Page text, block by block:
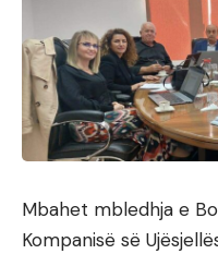
Mbahet mbledhja e
Kompanisë së